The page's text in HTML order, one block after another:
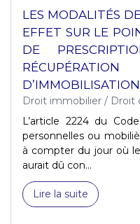
LES MODALITÉS
EFFET SUR LE
DE
D’IMMOBILISATION
Droit immobilier / Droit
L’article 2224 du
personnelles ou
à compter du jour où
aurait dû con...
Lire la suite